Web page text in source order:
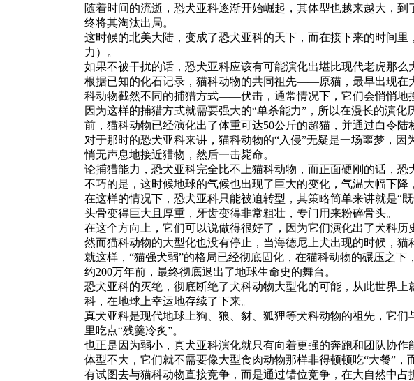
随着时间的流逝，恐犬亚科逐渐开始崛起，其体型也越来越大，
终将其淘汰出局。
这时候的北美大陆，变成了恐犬亚科的天下，而在接下来的时间
力）。
如果不被干扰的话，恐犬亚科应该有可能演化出堪比现代老虎那么
根据已知的化石记录，猫科动物的共同祖先——原猫，最早出现在
科动物截然不同的捕猎方式——伏击，通常情况下，它们会悄悄地
因为这样的捕猎方式就需要强大的“单杀能力”，所以在漫长的演
前，猫科动物已经演化出了体重可达50公斤的超猫，并通过白令陆
对于那时的恐犬亚科来讲，猫科动物的“入侵”无疑是一场噩梦，
悄无声息地接近猎物，然后一击毙命。
论捕猎能力，恐犬亚科完全比不上猫科动物，而正面硬刚的话，
不巧的是，这时候地球的气候也出现了巨大的变化，气温大幅下
在这样的情况下，恐犬亚科只能被迫转型，其策略简单来讲就是“
头骨变得巨大且厚重，牙齿变得非常粗壮，专门用来粉碎骨头。
在这个方向上，它们可以说做得很好了，因为它们演化出了犬科
然而猫科动物的大型化也没有停止，当海德尼上犬出现的时候，
就这样，“猫强犬弱”的格局已经彻底固化，在猫科动物的碾压之
约200万年前，最终彻底退出了地球生命史的舞台。
恐犬亚科的灭绝，彻底断绝了犬科动物大型化的可能，从此世界
科，在地球上幸运地存续了下来。
真犬亚科是现代地球上狗、狼、豺、狐狸等犬科动物的祖先，它
里吃点“残羹冷炙”。
也正是因为弱小，真犬亚科演化就只有向着更强的奔跑和团队协
体型不大，它们就不需要像大型食肉动物那样非得顿顿吃“大餐”
有试图去与猫科动物直接竞争，而是通过错位竞争，在大自然中占